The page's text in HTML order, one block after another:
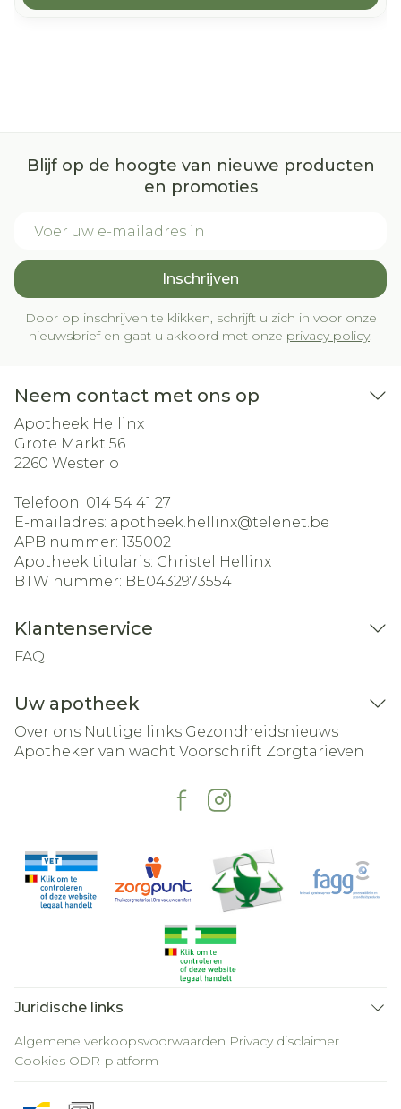
Blijf op de hoogte van nieuwe producten
en promoties
Inschrijven
Door op inschrijven te klikken, schrijft u zich in voor onze
nieuwsbrief en gaat u akkoord met onze privacy policy.
Neem contact met ons op
Apotheek Hellinx
Grote Markt 56
2260 Westerlo
Telefoon: 014 54 41 27
E-mailadres: apotheek.hellinx@telenet.be
APB nummer: 135002
Apotheek titularis: Christel Hellinx
BTW nummer: BE0432973554
Klantenservice
FAQ
Uw apotheek
Over ons Nuttige links Gezondheidsnieuws
Apotheker van wacht Voorschrift Zorgtarieven
Juridische links
Algemene verkoopsvoorwaarden Privacy disclaimer
Cookies ODR-platform